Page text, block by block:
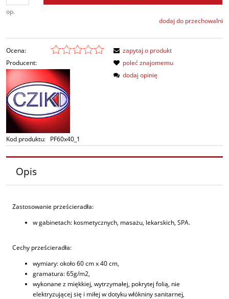
op.
dodaj do przechowalni
Ocena:
Producent:
Kod produktu: PF60x40_1
zapytaj o produkt
poleć znajomemu
dodaj opinię
Opis
Zastosowanie prześcieradła:
w gabinetach: kosmetycznych, masażu, lekarskich, SPA.
Cechy prześcieradła:
wymiary: około 60 cm x 40 cm,
gramatura: 65g/m2,
wykonane z miękkiej, wytrzymałej, pokrytej folią, nie
elektryzującej się i miłej w dotyku włókniny sanitarnej,